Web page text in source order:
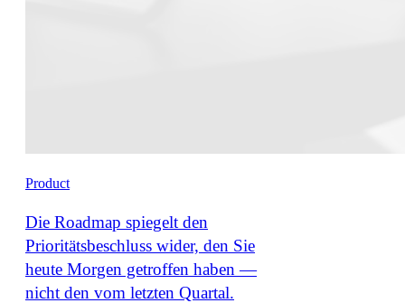
Product
Die Roadmap spiegelt den
Prioritätsbeschluss wider, den Sie
heute Morgen getroffen haben —
nicht den vom letzten Quartal.